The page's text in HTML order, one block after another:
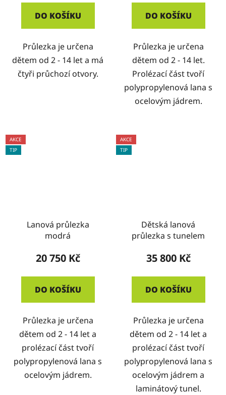
DO KOŠÍKU
Průlezka je určena
dětem od 2 - 14 let a má
čtyři průchozí otvory.
DO KOŠÍKU
Průlezka je určena
dětem od 2 - 14 let.
Prolézací část tvoří
polypropylenová lana s
ocelovým jádrem.
AKCE
TIP
Lanová průlezka
modrá
20 750 Kč
DO KOŠÍKU
Průlezka je určena
dětem od 2 - 14 let a
prolézací část tvoří
polypropylenová lana s
ocelovým jádrem.
AKCE
TIP
Dětská lanová
průlezka s tunelem
35 800 Kč
DO KOŠÍKU
Průlezka je určena
dětem od 2 - 14 let a
prolézací část tvoří
polypropylenová lana s
ocelovým jádrem a
laminátový tunel.